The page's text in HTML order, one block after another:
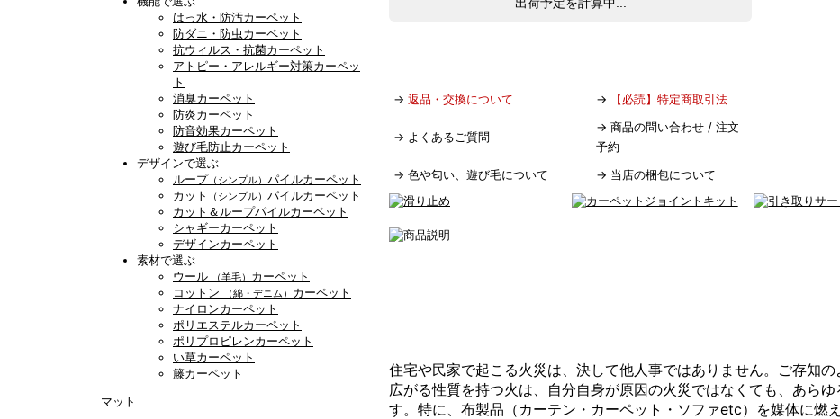
はっ水・防汚カーペット
防ダニ・防虫カーペット
抗ウィルス・抗菌カーペット
アトピー・アレルギー対策カーペッ
ト
消臭カーペット
防炎カーペット
防音効果カーペット
遊び毛防止カーペット
デザインで選ぶ
ループ （シンプル） パイルカーペット
カット
（シンプル） パイルカーペット
カット＆ループパイルカーペット
シャギーカーペット
デザインカーペット
素材で選ぶ
ウール
（羊毛） カーペット
コットン
（綿・デニム） カーペット
ナイロンカーペット
ポリエステルカーペット
ポリプロピレンカーペット
い草カーペット
籐カーペット
マット
→ 返品・交換について → 【必読】特定商取引法
→ よくあるご質問
→ 商品の問い合わせ / 注文
予約
→ 色や匂い、遊び毛について → 当店の梱包について
住宅や民家で起こる火災は、決して他人事ではありません。ご存知の
広がる性質を持つ火は、自分自身が原因の火災ではなくても、あら
す。特に、布製品（カーテン・カーペット・ソファetc）を媒体に燃